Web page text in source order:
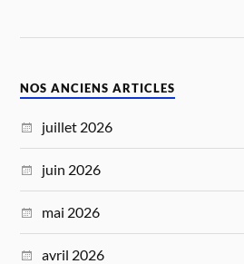
NOS ANCIENS ARTICLES
juillet 2026
juin 2026
mai 2026
avril 2026